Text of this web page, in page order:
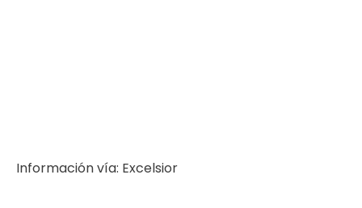
Información vía: Excelsior